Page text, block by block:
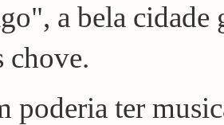
a bela cidade
chove.
poderia ter